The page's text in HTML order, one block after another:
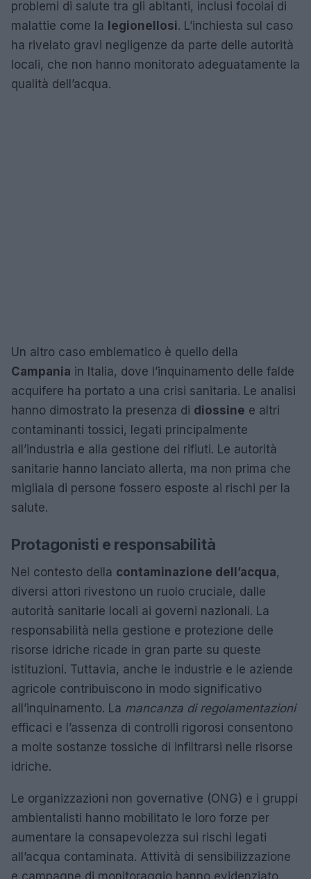
problemi di salute tra gli abitanti, inclusi focolai di
malattie come la legionellosi. L’inchiesta sul caso
ha rivelato gravi negligenze da parte delle autorità
locali, che non hanno monitorato adeguatamente la
qualità dell’acqua.
Un altro caso emblematico è quello della
Campania in Italia, dove l’inquinamento delle falde
acquifere ha portato a una crisi sanitaria. Le analisi
hanno dimostrato la presenza di diossine e altri
contaminanti tossici, legati principalmente
all’industria e alla gestione dei rifiuti. Le autorità
sanitarie hanno lanciato allerta, ma non prima che
migliaia di persone fossero esposte ai rischi per la
salute.
Protagonisti e responsabilità
Nel contesto della contaminazione dell’acqua,
diversi attori rivestono un ruolo cruciale, dalle
autorità sanitarie locali ai governi nazionali. La
responsabilità nella gestione e protezione delle
risorse idriche ricade in gran parte su queste
istituzioni. Tuttavia, anche le industrie e le aziende
agricole contribuiscono in modo significativo
all’inquinamento. La mancanza di regolamentazioni
efficaci e l’assenza di controlli rigorosi consentono
a molte sostanze tossiche di infiltrarsi nelle risorse
idriche.
Le organizzazioni non governative (ONG) e i gruppi
ambientalisti hanno mobilitato le loro forze per
aumentare la consapevolezza sui rischi legati
all’acqua contaminata. Attività di sensibilizzazione
e campagne di monitoraggio hanno evidenziato